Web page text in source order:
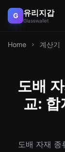
G 유리지갑
Glasswallet
Home 계산기
도배
교: 합
도배 자재 종